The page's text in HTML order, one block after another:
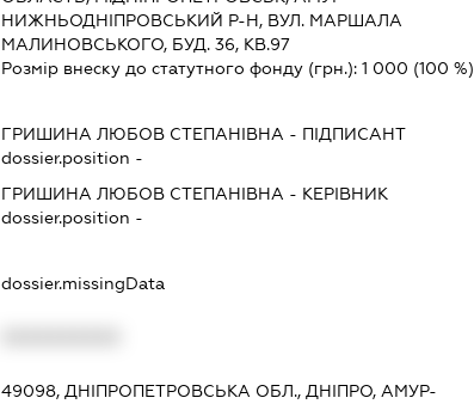
НИЖНЬОДНІПРОВСЬКИЙ Р-Н, ВУЛ. МАРШАЛА
МАЛИНОВСЬКОГО, БУД. 36, КВ.97
Розмір внеску до статутного фонду (грн.):1 000 (100 %)
ГРИШИНА ЛЮБОВ СТЕПАНІВНА - ПІДПИСАНТ
dossier.position -
ГРИШИНА ЛЮБОВ СТЕПАНІВНА - КЕРІВНИК
dossier.position -
dossier.missingData
49098, ДНІПРОПЕТРОВСЬКА ОБЛ., ДНІПРО, АМУР-